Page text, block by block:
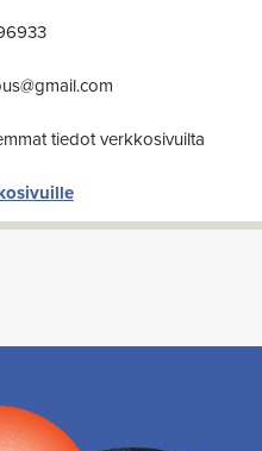
tiedot verkkosivuilta